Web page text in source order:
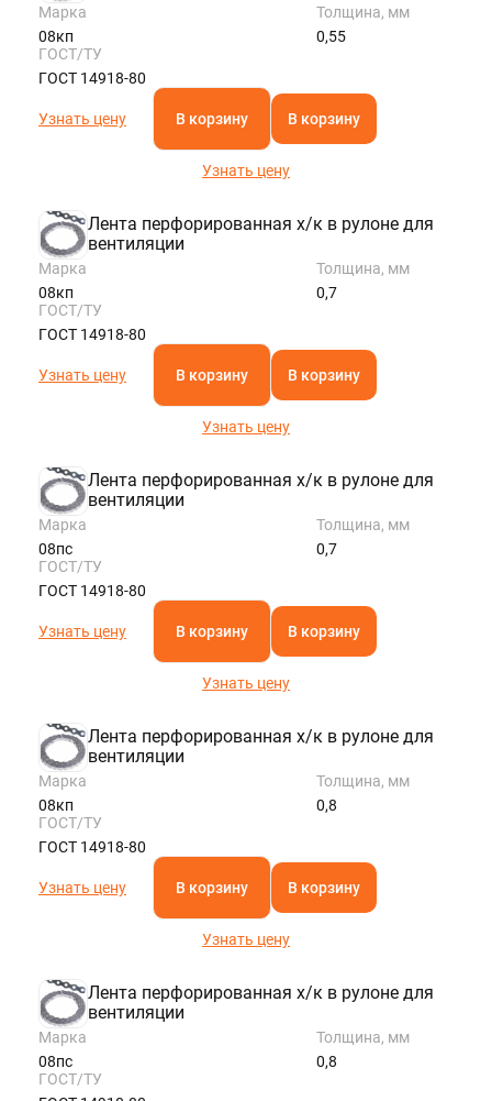
Марка
08кп
Толщина, мм
0,55
ГОСТ/ТУ
ГОСТ 14918-80
Узнать цену В корзину В корзину
Узнать цену
Лента перфорированная х/к в рулоне для
вентиляции
Марка
08кп
Толщина, мм
0,7
ГОСТ/ТУ
ГОСТ 14918-80
Узнать цену В корзину В корзину
Узнать цену
Лента перфорированная х/к в рулоне для
вентиляции
Марка
08пс
Толщина, мм
0,7
ГОСТ/ТУ
ГОСТ 14918-80
Узнать цену В корзину В корзину
Узнать цену
Лента перфорированная х/к в рулоне для
вентиляции
Марка
08кп
Толщина, мм
0,8
ГОСТ/ТУ
ГОСТ 14918-80
Узнать цену В корзину В корзину
Узнать цену
Лента перфорированная х/к в рулоне для
вентиляции
Марка
08пс
Толщина, мм
0,8
ГОСТ/ТУ